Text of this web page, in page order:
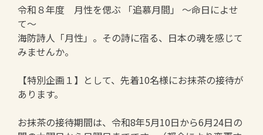
令和８年度 月性を偲ぶ 「追慕月間」 ～命日によせ
て～
海防詩人「月性」。その詩に宿る、日本の魂を感じて
みませんか。
【特別企画１】として、先着10名様にお抹茶の接待が
あります。
お抹茶の接待期間は、令和8年5月10日から6月24日の